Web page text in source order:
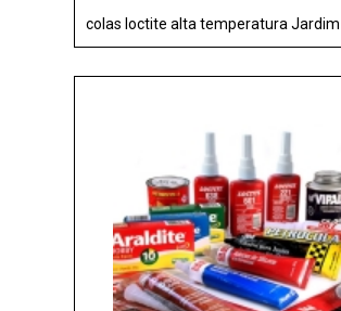
colas loctite alta temperatura Jardim